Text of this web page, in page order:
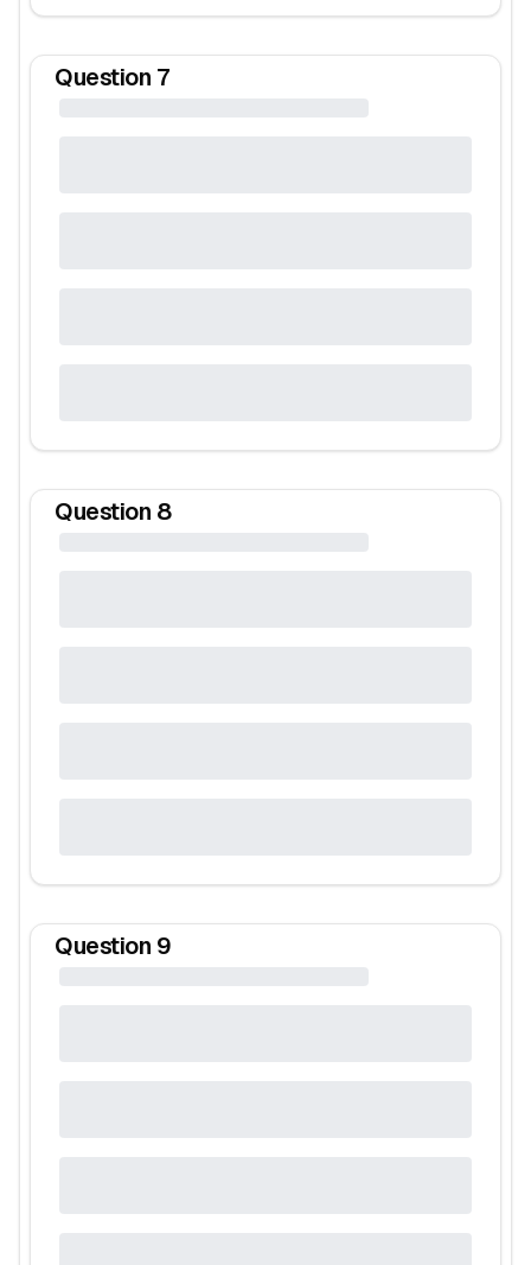
Question 7
Question 8
Question 9